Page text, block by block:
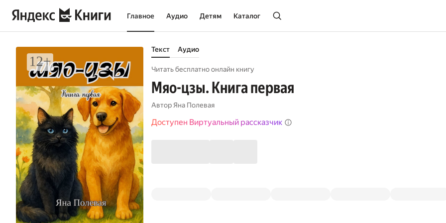
Главное Аудио Детям Каталог
Текст Аудио
Читать бесплатно онлайн книгу
Мяо-цзы. Книга первая
Автор Яна Полевая
Доступен Виртуальный рассказчик